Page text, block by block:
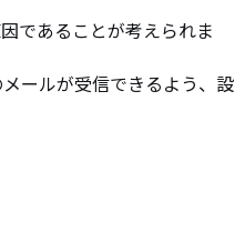
であることが考えられま
ールが受信できるよう、設